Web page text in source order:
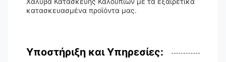
κατασκευασμένα προϊόντα μας.
Υποστήριξη και Υπηρεσίες: